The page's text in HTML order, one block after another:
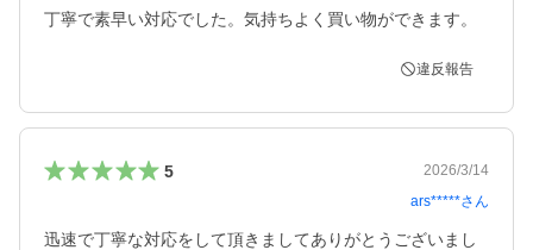
丁寧で素早い対応でした。気持ちよく買い物ができます。
違反報告
5
2026/3/14
ars*****さん
迅速で丁寧な対応をして頂きましてありがとうございまし